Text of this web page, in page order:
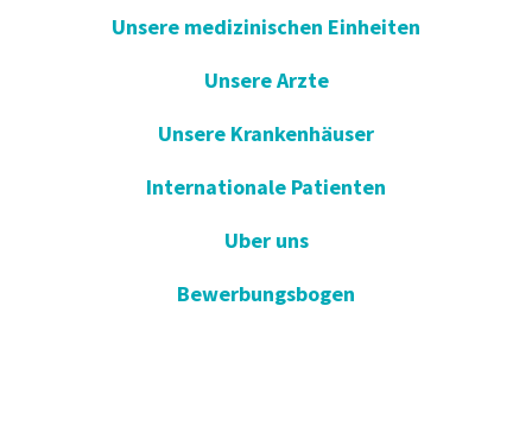
Unsere medizinischen Einheiten
Unsere Arzte
Unsere Krankenhäuser
Internationale Patienten
Uber uns
Bewerbungsbogen